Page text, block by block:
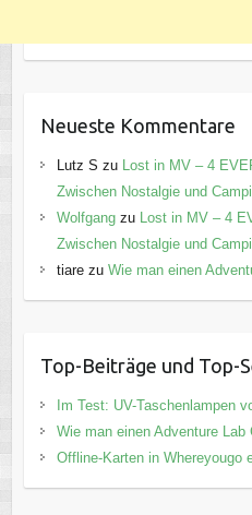
Neueste Kommentare
Lutz S zu Lost in MV – 4
Zwischen Nostalgie und
Wolfgangzu Lost in MV – 4
Zwischen Nostalgie und
tiarezu Wie man einen
Top-Beiträge und Top-
Im Test: UV-Taschenlampen
Wie man einen Adventure Lab
Offline-Karten in Whereyougo